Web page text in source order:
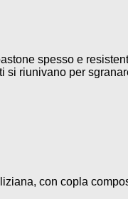
spesso e
si riunivano per
con copla